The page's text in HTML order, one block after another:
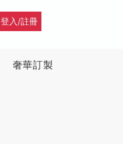
登入/註冊
奢華訂製